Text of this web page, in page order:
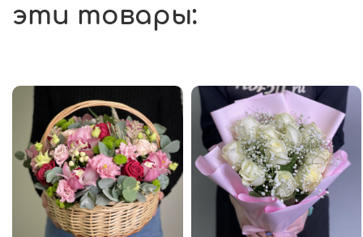
эти товары: